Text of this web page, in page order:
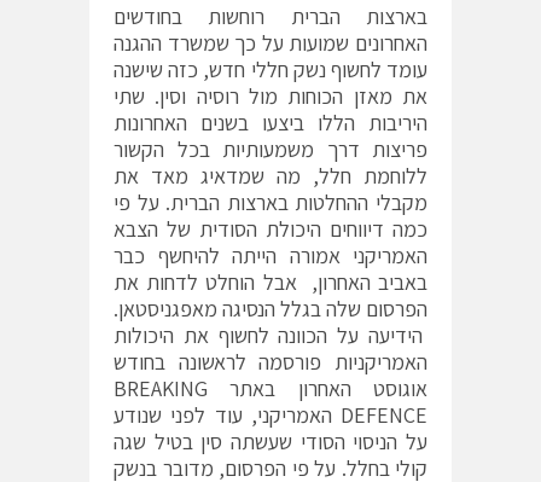
n
M
e
n
u
בארצות הברית רוחשות בחודשים
האחרונים שמועות על כך שמשרד ההגנה
עומד לחשוף נשק חללי חדש, כזה שישנה
את מאזן הכוחות מול רוסיה וסין. שתי
היריבות הללו ביצעו בשנים האחרונות
פריצות דרך משמעותיות בכל הקשור
ללוחמת חלל, מה שמדאיג מאד את
מקבלי ההחלטות בארצות הברית. על פי
כמה דיווחים היכולת הסודית של הצבא
האמריקני אמורה הייתה להיחשף כבר
באביב האחרון, אבל הוחלט לדחות את
הפרסום שלה בגלל הנסיגה מאפגניסטאן.
הידיעה על הכוונה לחשוף את היכולות
האמריקניות פורסמה לראשונה בחודש
אוגוסט האחרון באתר BREAKING
DEFENCE האמריקני, עוד לפני שנודע
על הניסוי הסודי שעשתה סין בטיל שגה
קולי בחלל. על פי הפרסום, מדובר בנשק